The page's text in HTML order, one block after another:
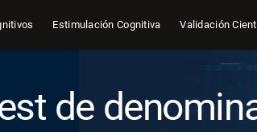
Estimulación Cognitiva Validación
de